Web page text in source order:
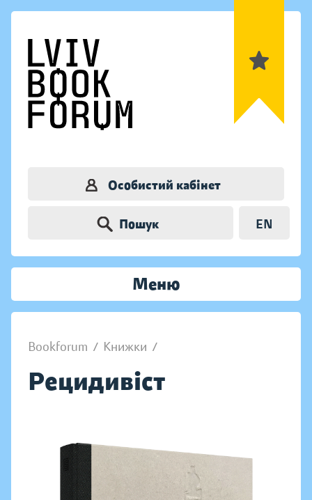
Особистий кабінет
Пошук EN
Меню
Bookforum / Книжки /
Рецидивіст